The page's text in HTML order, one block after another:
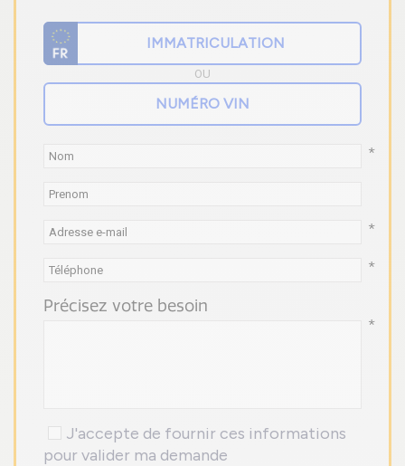
OU
*
*
*
Précisez votre besoin
*
J'accepte de fournir ces informations
pour valider ma demande